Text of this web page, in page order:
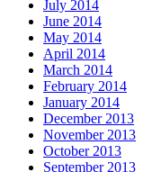
July 2014
June 2014
May 2014
April 2014
March 2014
February 2014
January 2014
December 2013
November 2013
October 2013
September 2013